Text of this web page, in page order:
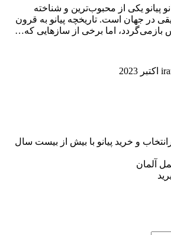
پیانو یکی از محبوب‌ترین و شناخته
در جهان است. تاریخچه پیانو به قرون
اما برخی از سازهایی که…
و خرید پیانو با بیش از بیست سال
آلمان